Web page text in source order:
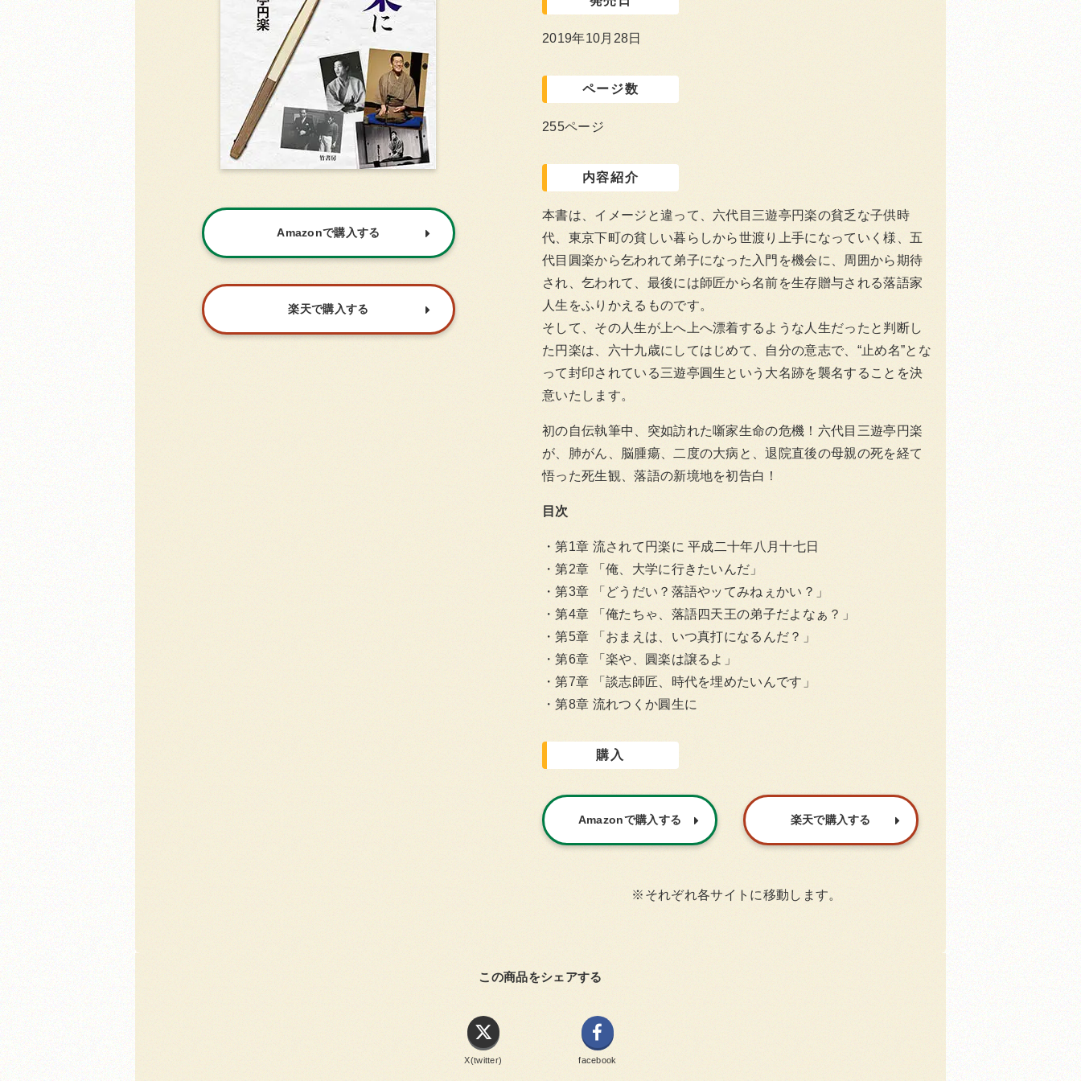
2019年10月28日
ページ数
255ページ
内容紹介
本書は、イメージと違って、六代目三遊亭円楽の貧乏な子供時
代、東京下町の貧しい暮らしから世渡り上手になっていく様、五
代目圓楽から乞われて弟子になった入門を機会に、周囲から期待
され、乞われて、最後には師匠から名前を生存贈与される落語家
人生をふりかえるものです。
そして、その人生が上へ上へ漂着するような人生だったと判断し
た円楽は、六十九歳にしてはじめて、自分の意志で、“止め名”とな
って封印されている三遊亭圓生という大名跡を襲名することを決
意いたします。
初の自伝執筆中、突如訪れた噺家生命の危機！六代目三遊亭円楽
が、肺がん、脳腫瘍、二度の大病と、退院直後の母親の死を経て
悟った死生観、落語の新境地を初告白！
目次
第1章 流されて円楽に 平成二十年八月十七日
第2章 「俺、大学に行きたいんだ」
第3章 「どうだい？落語やッてみねぇかい？」
第4章 「俺たちゃ、落語四天王の弟子だよなぁ？」
第5章 「おまえは、いつ真打になるんだ？」
第6章 「楽や、圓楽は譲るよ」
第7章 「談志師匠、時代を埋めたいんです」
第8章 流れつくか圓生に
購入
Amazonで購入する 楽天で購入する
※それぞれ各サイトに移動します。
Amazonで購入する
楽天で購入する
この商品をシェアする
X(twitter) facebook